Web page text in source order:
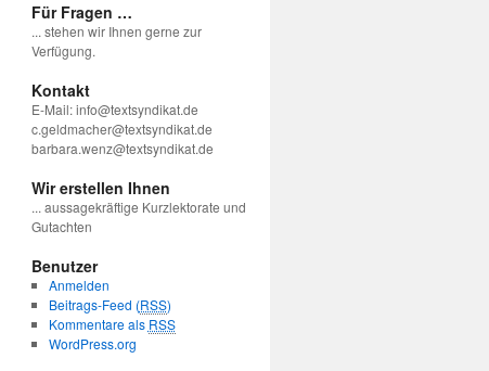
Für Fragen …
... stehen wir Ihnen gerne zur
Verfügung.
Kontakt
E-Mail: info@textsyndikat.de
c.geldmacher@textsyndikat.de
barbara.wenz@textsyndikat.de
Wir erstellen Ihnen
... aussagekräftige Kurzlektorate und
Gutachten
Benutzer
Anmelden
Beitrags-Feed (RSS)
Kommentare als RSS
WordPress.org